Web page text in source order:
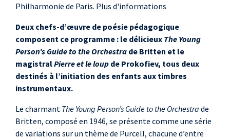
Philharmonie de Paris. Plus d'informations
Deux chefs-d’œuvre de poésie pédagogique
composent ce programme : le délicieux The Young
Person’s Guide to the Orchestra de Britten et le
magistralPierre et le loup de Prokofiev, tous deux
destinés à l’initiation des enfants aux timbres
instrumentaux.
Le charmant The Young Person’s Guide to the Orchestra de
Britten, composé en 1946, se présente comme une série
de variations sur un thème de Purcell, chacune d’entre